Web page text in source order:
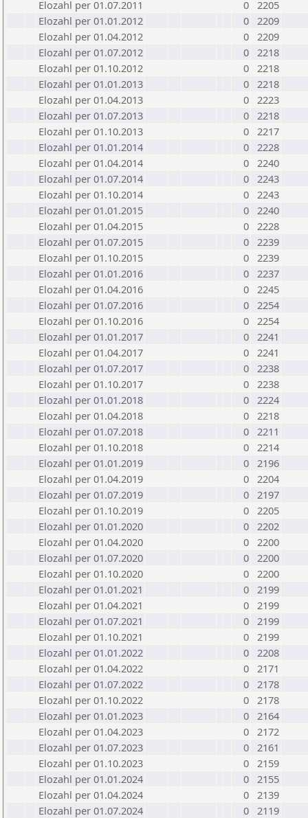
Elozahl per 01.07.2011
0 2205
Elozahl per 01.01.2012
0 2209
Elozahl per 01.04.2012
0 2209
Elozahl per 01.07.2012
0 2218
Elozahl per 01.10.2012
0 2218
Elozahl per 01.01.2013
0 2218
Elozahl per 01.04.2013
0 2223
Elozahl per 01.07.2013
0 2218
Elozahl per 01.10.2013
0 2217
Elozahl per 01.01.2014
0 2228
Elozahl per 01.04.2014
0 2240
Elozahl per 01.07.2014
0 2243
Elozahl per 01.10.2014
0 2243
Elozahl per 01.01.2015
0 2240
Elozahl per 01.04.2015
0 2228
Elozahl per 01.07.2015
0 2239
Elozahl per 01.10.2015
0 2239
Elozahl per 01.01.2016
0 2237
Elozahl per 01.04.2016
0 2245
Elozahl per 01.07.2016
0 2254
Elozahl per 01.10.2016
0 2254
Elozahl per 01.01.2017
0 2241
Elozahl per 01.04.2017
0 2241
Elozahl per 01.07.2017
0 2238
Elozahl per 01.10.2017
0 2238
Elozahl per 01.01.2018
0 2224
Elozahl per 01.04.2018
0 2218
Elozahl per 01.07.2018
0 2211
Elozahl per 01.10.2018
0 2214
Elozahl per 01.01.2019
0 2196
Elozahl per 01.04.2019
0 2204
Elozahl per 01.07.2019
0 2197
Elozahl per 01.10.2019
0 2205
Elozahl per 01.01.2020
0 2202
Elozahl per 01.04.2020
0 2200
Elozahl per 01.07.2020
0 2200
Elozahl per 01.10.2020
0 2200
Elozahl per 01.01.2021
0 2199
Elozahl per 01.04.2021
0 2199
Elozahl per 01.07.2021
0 2199
Elozahl per 01.10.2021
0 2199
Elozahl per 01.01.2022
0 2208
Elozahl per 01.04.2022
0 2171
Elozahl per 01.07.2022
0 2178
Elozahl per 01.10.2022
0 2178
Elozahl per 01.01.2023
0 2164
Elozahl per 01.04.2023
0 2172
Elozahl per 01.07.2023
0 2161
Elozahl per 01.10.2023
0 2159
Elozahl per 01.01.2024
0 2155
Elozahl per 01.04.2024
0 2139
Elozahl per 01.07.2024
0 2119